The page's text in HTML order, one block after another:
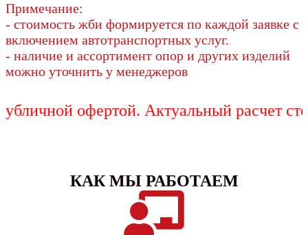
Примечание:
- стоимость жби формируется по каждой заявке с
включением автотранспортных услуг.
- наличие и ассортимент опор и других изделий
можно уточнить у менеджеров
офертой. Актуальный расчет
КАК МЫ РАБОТАЕМ